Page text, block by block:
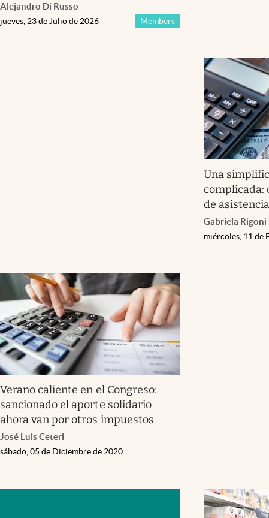
Alejandro Di Russo
Members
jueves, 23 de Julio de 2026
Una
complicada:
de
Gabriela Rigoni
miércoles, 11 de
Verano caliente en el Congreso:
sancionado el aporte solidario
ahora van por otros impuestos
José Luis Ceteri
sábado, 05 de Diciembre de 2020